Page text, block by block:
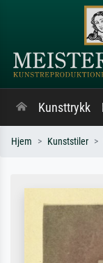
Kunsttrykk
Hjem Kunststiler